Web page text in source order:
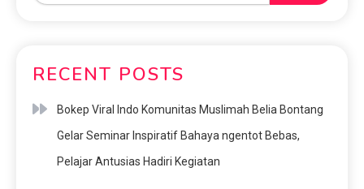
RECENT POSTS
Bokep Viral Indo Komunitas Muslimah Belia Bontang
Gelar Seminar Inspiratif Bahaya ngentot Bebas,
Pelajar Antusias Hadiri Kegiatan